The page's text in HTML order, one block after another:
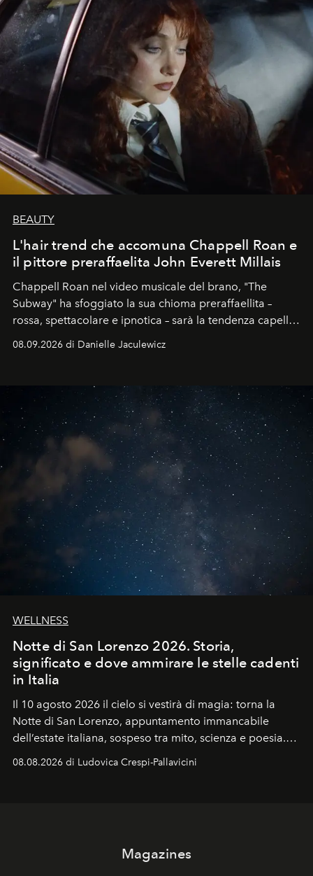
BEAUTY
L'hair trend che accomuna Chappell Roan e
il pittore preraffaelita John Everett Millais
Chappell Roan nel video musicale del brano, "The
Subway" ha sfoggiato la sua chioma preraffaellita –
rossa, spettacolare e ipnotica – sarà la tendenza capelli
dell'autunno?
08.09.2026 di Danielle Jaculewicz
WELLNESS
Notte di San Lorenzo 2026. Storia,
significato e dove ammirare le stelle cadenti
in Italia
Il 10 agosto 2026 il cielo si vestirà di magia: torna la
Notte di San Lorenzo, appuntamento immancabile
dell’estate italiana, sospeso tra mito, scienza e poesia.
Sarà il momento in cui gli occhi si alzano verso la volta
celeste per seguire il passaggio delle
08.08.2026 di Ludovica Crespi-Pallavicini
Magazines